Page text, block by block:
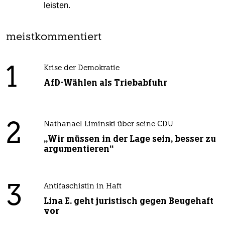
leisten.
meistkommentiert
1 Krise der Demokratie
AfD-Wählen als Triebabfuhr
2 Nathanael Liminski über seine CDU
„Wir müssen in der Lage sein, besser zu
argumentieren“
3 Antifaschistin in Haft
Lina E. geht juristisch gegen Beugehaft
vor